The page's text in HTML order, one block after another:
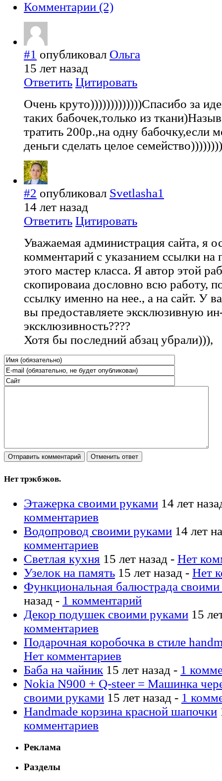
Комментарии (2)
#1 опубликовал Ольга
15 лет назад
Ответить Цитировать
Очень круто)))))))))))))Спасибо за
таких бабочек,только из
тратить 200р.,на одну бабочку,если
деньги сделать целое
#2 опубликовал Svetlasha1
14 лет назад
Ответить Цитировать
Уважаемая администрация сайта, я
комментарий с указанием ссылки на
этого мастер класса. Я автор этой
скопироваиа дословно всю работу,
ссылку именно на нее., а на сайт. У
вы предоставляете эксклюзивную
эксклюзивность????
Хотя бы последний абзац убрали))),
Нет трэкбэков.
Этажерка своими руками 14 лет
комментариев
Водопровод своими руками 14 лет
комментариев
Светлая кухня 15 лет назад - Нет
Узелок на память 15 лет назад - Нет
Функциональная балюстрада
назад - 1 комментарий
Декор подушек своими руками 15
комментариев
Подарочная коробочка в стиле
Нет комментариев
Баба на чайник 15 лет назад - 1
Nokia N900 + Q-steer = Машинка
своими руками 15 лет назад - 1
Handmade корзина красной шапочки
комментариев
Реклама
Разделы